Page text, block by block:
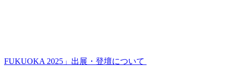
FUKUOKA 2025」出展・登壇について